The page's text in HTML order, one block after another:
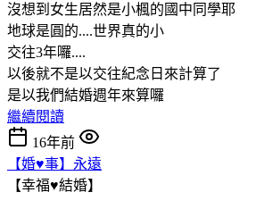
沒想到女生居然是小楓的國中同學耶
地球是圓的....世界真的小
交往3年囉....
以後就不是以交往紀念日來計算了
是以我們結婚週年來算囉
繼續閱讀
16年前
【婚♥事】永遠
【幸福♥結婚】